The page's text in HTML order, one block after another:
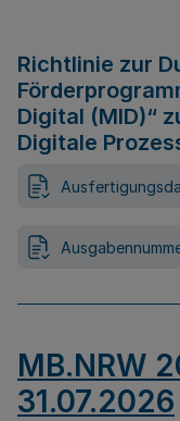
Richtlinie zur
Digital (MID)“
Digitale
MB.NRW
31.07.2026